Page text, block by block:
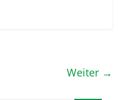
Weiter →